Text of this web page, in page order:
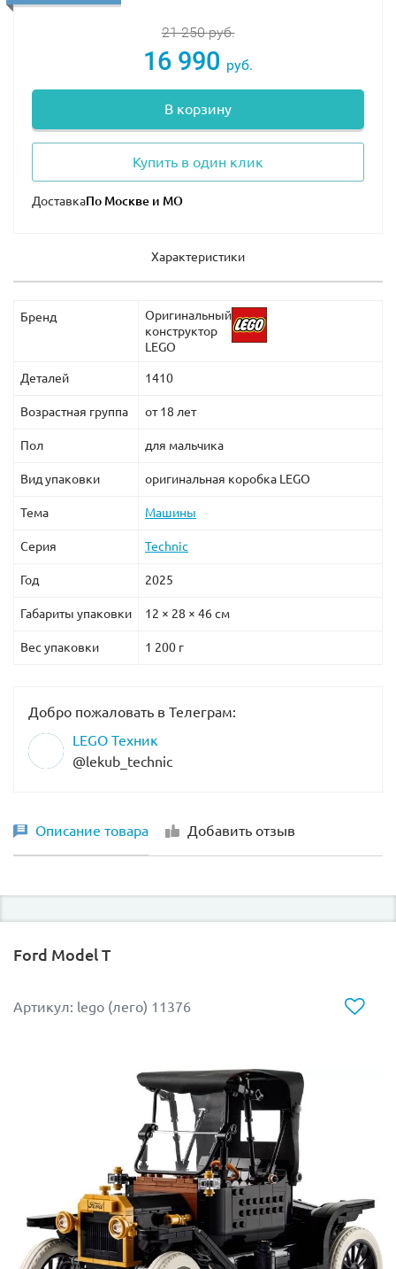
21 250руб.
16 990 руб.
В корзину
Купить в один клик
Доставка
Характеристики
Бренд
Оригинальный
конструктор
LEGO
Деталей 1410
Возрастная группа от 18 лет
Пол для мальчика
Вид упаковки оригинальная коробка LEGO
Тема Машины
Серия Technic
Год 2025
Габариты упаковки 12 × 28 × 46 см
Вес упаковки 1 200 г
Добро пожаловать в Телеграм:
LEGO Техник
@lekub_technic
Описание товара Добавить отзыв
Ford Model T
Артикул: lego (лего) 11376